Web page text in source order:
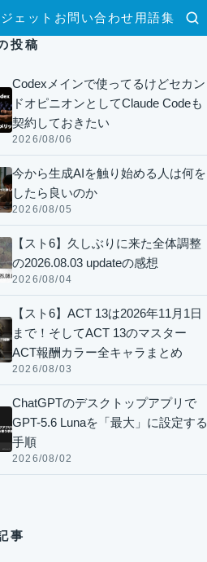
検索
ェット お問い合わせ 用語集
投稿
Codexメインで使ってるけどセカン
ドオピニオンとしてClaude Codeも
契約しておきたい
2026/08/06
今から生成AIを触り始める人は何を
したら良いのか
2026/08/05
【スト6】久しぶりに来た全体調整
の2026.08.03 updateの感想
2026/08/04
【スト6】ACT 13は2026年11月1日
まで！そしてACT 13のマスター
ACT報酬カラー全キャラまとめ
2026/08/03
ChatGPTのデスクトップアプリで
GPT-5.6 Lunaを「最大」に設定する
手順
2026/08/02
事